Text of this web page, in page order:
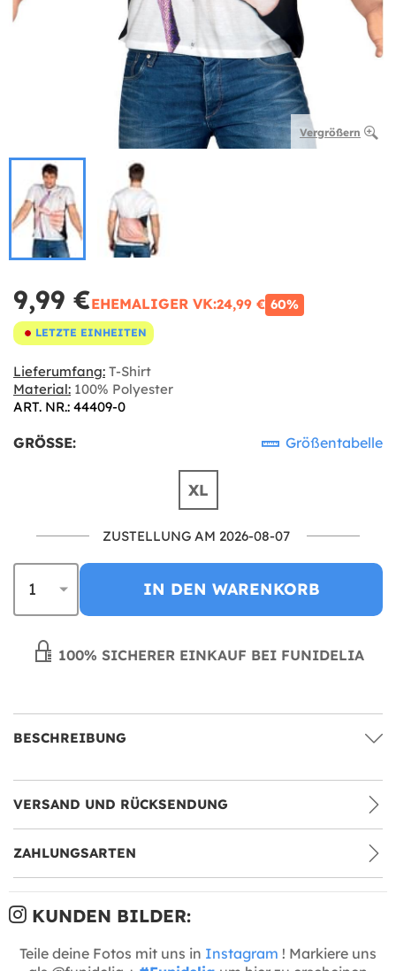
Vergrößern
9,99 €EHEMALIGER VK:24,99 € 60%
LETZTE EINHEITEN
Lieferumfang: T-Shirt
Material: 100% Polyester
ART. NR.: 44409-0
GRÖSSE: Größentabelle
XL
ZUSTELLUNG AM 2026-08-07
IN DEN WARENKORB
100% SICHERER EINKAUF BEI FUNIDELIA
BESCHREIBUNG
VERSAND UND RÜCKSENDUNG
ZAHLUNGSARTEN
KUNDEN BILDER:
Teile deine Fotos mit uns in Instagram ! Markiere uns